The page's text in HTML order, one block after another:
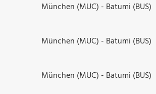
München (MUC) - Batumi (BUS)
München (MUC) - Batumi (BUS)
München (MUC) - Batumi (BUS)